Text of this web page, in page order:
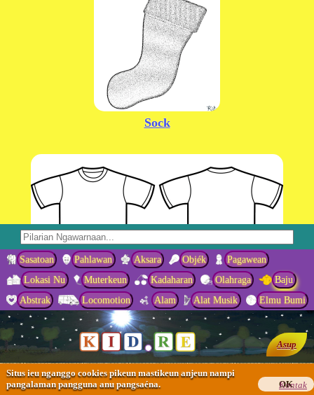
Situs ieu nganggo cookies pikeun mastikeun anjeun nampi
pangalaman pangguna anu pangsaéna.
OK
Asup
Sasatoan Pahlawan Aksara Objék
Pagawean
Lokasi Nu
Muterkeun Kadaharan Olahraga
Baju
Abstrak
Locomotion Alam Alat Musik Elmu Bumi
Sock
Pakéan Kaos - Kaos Oblong
Kontak